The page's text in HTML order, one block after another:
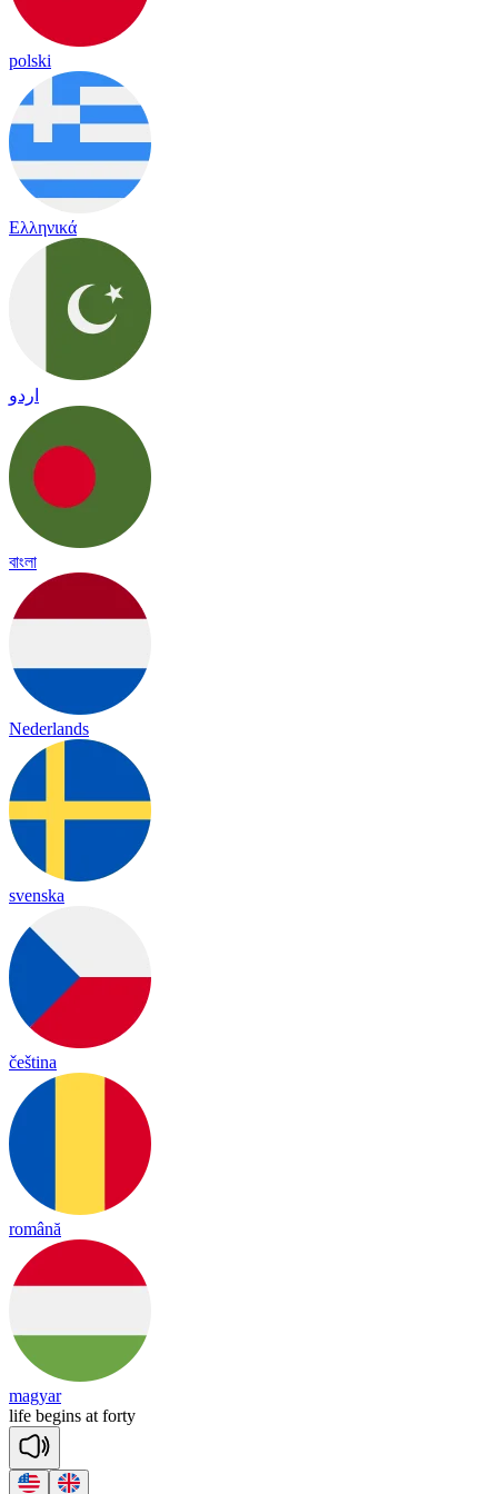
polski
Ελληνικά
اردو
বাংলা
Nederlands
svenska
čeština
română
magyar
life begins at forty